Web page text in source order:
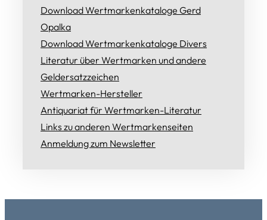
Download Wertmarkenkataloge Gerd
Opalka
Download Wertmarkenkataloge Divers
Literatur über Wertmarken und andere
Geldersatzzeichen
Wertmarken-Hersteller
Antiquariat für Wertmarken-Literatur
Links zu anderen Wertmarkenseiten
Anmeldung zum Newsletter